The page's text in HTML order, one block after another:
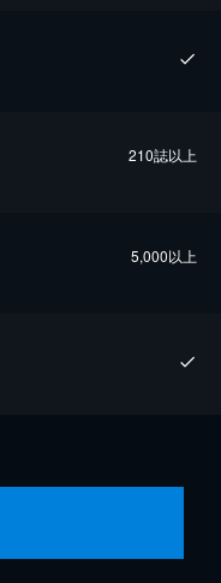
210誌以上
5,000以上